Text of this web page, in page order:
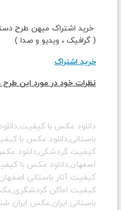
خرید اشتراک میهن طرح
( گرافیک ، ویدیو و صدا )
خرید اشتراک
نظرات خود در مورد این طرح
دانلود عکس با
باستانی,دانلود عکس با
کیفیت گردشکی,دانلود
اصفهان,دانلود عکس با
کیفیت آثار باستانی
کیفیت اماکن
باستانی ایران,عکس ایران